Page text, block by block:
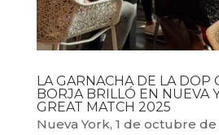
LA GARNACHA DE LA DOP
BORJA BRILLÓ EN NUEVA
GREAT MATCH 2025
Nueva York, 1 de octubre de